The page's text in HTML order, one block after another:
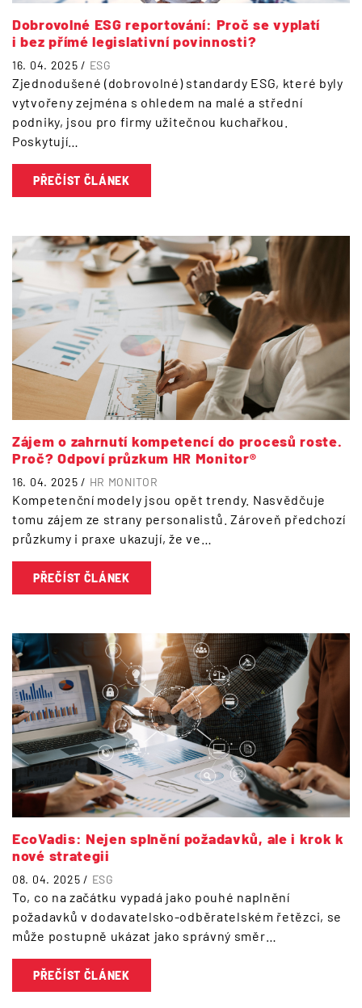
Dobrovolné ESG reportování: Proč se vyplatí
i bez přímé legislativní povinnosti?
16. 04. 2025 / ESG
Zjednodušené (dobrovolné) standardy ESG, které byly
vytvořeny zejména s ohledem na malé a střední
podniky, jsou pro firmy užitečnou kuchařkou.
Poskytují…
PŘEČÍST ČLÁNEK
Zájem o zahrnutí kompetencí do procesů roste.
Proč? Odpoví průzkum HR Monitor®
16. 04. 2025 / HR MONITOR
Kompetenční modely jsou opět trendy. Nasvědčuje
tomu zájem ze strany personalistů. Zároveň předchozí
průzkumy i praxe ukazují, že ve…
PŘEČÍST ČLÁNEK
EcoVadis: Nejen splnění požadavků, ale i krok k
nové strategii
08. 04. 2025 / ESG
To, co na začátku vypadá jako pouhé naplnění
požadavků v dodavatelsko-odběratelském řetězci, se
může postupně ukázat jako správný směr…
PŘEČÍST ČLÁNEK